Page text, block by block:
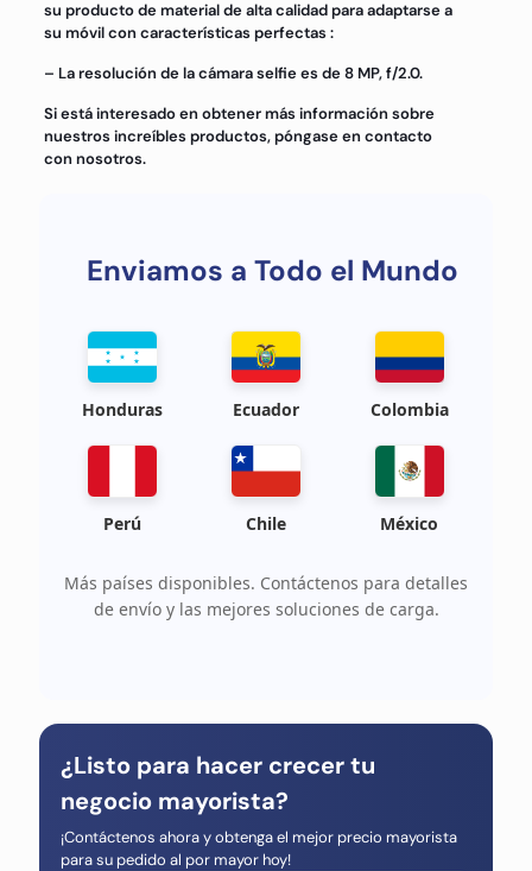
su producto de material de alta calidad para adaptarse a
su móvil con características perfectas :
– La resolución de la cámara selfie es de 8 MP, f/2.0.
Si está interesado en obtener más información sobre
nuestros increíbles productos, póngase en contacto
con nosotros.
Enviamos a Todo el Mundo
Honduras Ecuador Colombia
Perú Chile México
Más países disponibles. Contáctenos para detalles
de envío y las mejores soluciones de carga.
¿Listo para hacer crecer tu
negocio mayorista?
¡Contáctenos ahora y obtenga el mejor precio mayorista
para su pedido al por mayor hoy!